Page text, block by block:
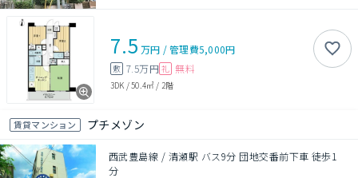
7.5 万円 /管理費5,000円
敷 7.5万円 礼 無料
3DK /50.4㎡ / 2階
賃貸マンション プチメゾン
西武豊島線 / 清瀬駅 バス9分 団地交番前下車 徒歩1
分